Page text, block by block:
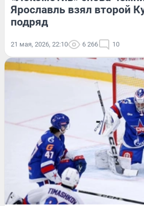
Ярославль взял второй
подряд
21 мая, 2026, 22:10 6 266 10